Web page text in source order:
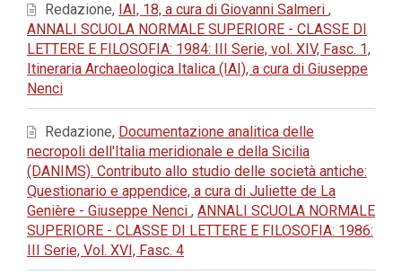
Redazione, IAI, 18, a cura di Giovanni Salmeri ,
ANNALI SCUOLA NORMALE SUPERIORE - CLASSE DI
LETTERE E FILOSOFIA: 1984: III Serie, vol. XIV, Fasc. 1,
Itineraria Archaeologica Italica (IAI), a cura di Giuseppe
Nenci
Redazione, Documentazione analitica delle
necropoli dell'Italia meridionale e della Sicilia
(DANIMS). Contributo allo studio delle società antiche:
Questionario e appendice, a cura di Juliette de La
Genière - Giuseppe Nenci , ANNALI SCUOLA NORMALE
SUPERIORE - CLASSE DI LETTERE E FILOSOFIA: 1986:
III Serie, Vol. XVI, Fasc. 4